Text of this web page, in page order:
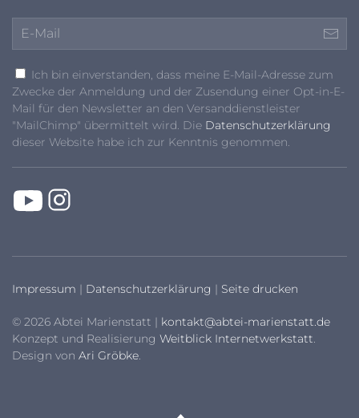
Ich bin einverstanden, dass meine E-Mail-Adresse zum
Zwecke der Anmeldung und der Zusendung einer Opt-in-E-
Mail für den Newsletter an den Versanddienstleister
"MailChimp" übermittelt wird. Die Datenschutzerklärung
dieser Website habe ich zur Kenntnis genommen.
Impressum | Datenschutzerklärung | Seite drucken
© 2026 Abtei Marienstatt | kontakt@abtei-marienstatt.de
Konzept und Realisierung Weitblick Internetwerkstatt.
Design von Ari Gröbke.